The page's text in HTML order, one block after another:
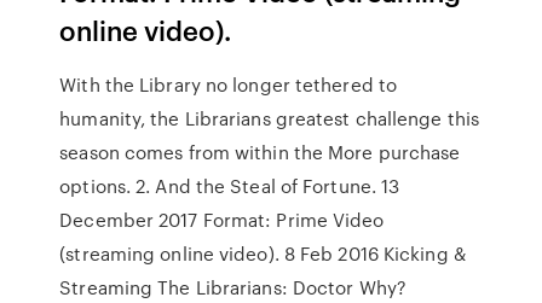
online video).
With the Library no longer tethered to
humanity, the Librarians greatest challenge this
season comes from within the More purchase
options. 2. And the Steal of Fortune. 13
December 2017 Format: Prime Video
(streaming online video). 8 Feb 2016 Kicking &
Streaming The Librarians: Doctor Why?